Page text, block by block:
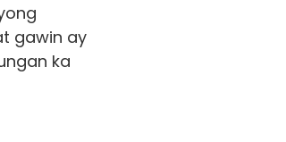
gawin ay
ka